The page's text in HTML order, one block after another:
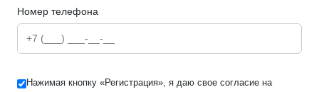
Номер телефона
Нажимая кнопку «Регистрация», я даю свое согласие на